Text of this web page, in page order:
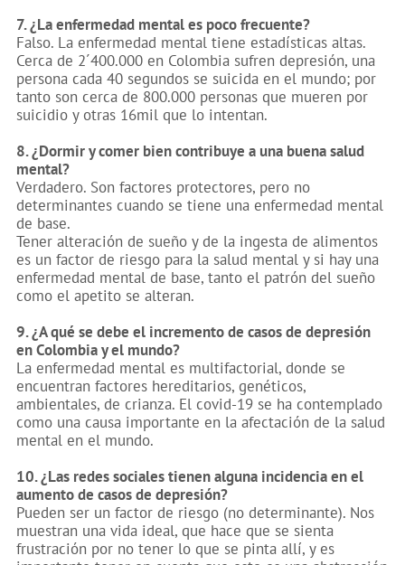
7. ¿La enfermedad mental es poco frecuente?
Falso.La enfermedad mental tiene estadísticas altas.
Cerca de 2´400.000 en Colombia sufren depresión, una
persona cada 40 segundos se suicida en el mundo; por
tanto son cerca de 800.000 personas que mueren por
suicidio y otras 16mil que lo intentan.
8. ¿Dormir y comer bien contribuye a una buena salud
mental?
Verdadero.Son factores protectores, pero no
determinantes cuando se tiene una enfermedad mental
de base.
Tener alteración de sueño y de la ingesta de alimentos
es un factor de riesgo para la salud mental y si hay una
enfermedad mental de base, tanto el patrón del sueño
como el apetito se alteran.
9. ¿A qué se debe el incremento de casos de depresión
en Colombia y el mundo?
La enfermedad mental es multifactorial, donde se
encuentran factores hereditarios, genéticos,
ambientales, de crianza. El covid-19 se ha contemplado
como una causa importante en la afectación de la salud
mental en el mundo.
10. ¿Las redes sociales tienen alguna incidencia en el
aumento de casos de depresión?
Pueden ser un factor de riesgo (no determinante). Nos
muestran una vida ideal, que hace que se sienta
frustración por no tener lo que se pinta allí, y es